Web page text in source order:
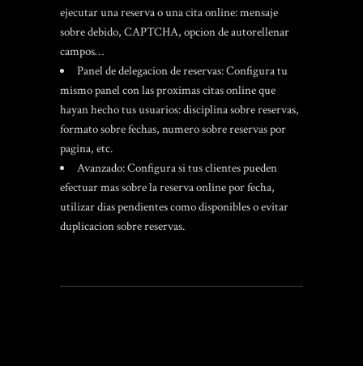
ejecutar una reserva o una cita online: mensaje
sobre debido, CAPTCHA, opcion de autorellenar
campos…
Panel de delegacion de reservas: Configura tu
mismo panel con las proximas citas online que
hayan hecho tus usuarios: disciplina sobre reservas,
formato sobre fechas, numero sobre reservas por
pagina, etc.
Avanzado: Configura si tus clientes pueden
efectuar mas sobre la reserva online por fecha,
utilizar dias pendientes como disponibles o evitar
duplicacion sobre reservas.